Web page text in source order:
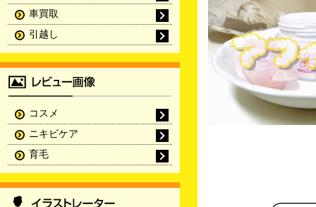
車買取
引越し
コスメ
ニキビケア
育毛